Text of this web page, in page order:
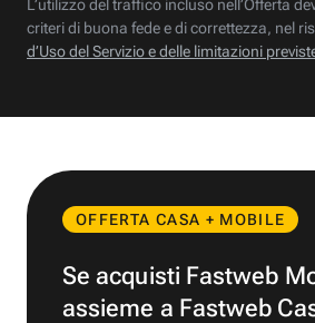
L’utilizzo del traffico incluso nell’Offerta
criteri di buona fede e di correttezza, nel
d’Uso del Servizio e delle limitazioni
OFFERTA CASA + MOBILE
Se acquisti Fastweb
assieme a Fastweb